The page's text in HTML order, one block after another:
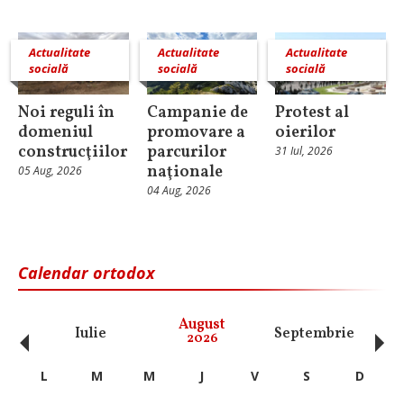
Actualitate
socială
Noi reguli în
domeniul
construcţiilor
05 Aug, 2026
Actualitate
socială
Campanie de
promovare a
parcurilor
naţionale
04 Aug, 2026
Actualitate
socială
Protest al
oierilor
31 Iul, 2026
Calendar ortodox
Iulie August
2026 Septembrie
‹ L M M J V S
D